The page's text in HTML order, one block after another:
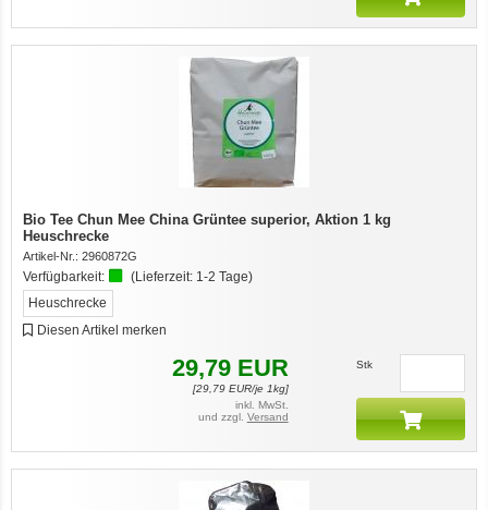
Bio Tee Chun Mee China Grüntee superior, Aktion 1 kg
Heuschrecke
Artikel-Nr.: 2960872G
Verfügbarkeit: (Lieferzeit: 1-2 Tage)
Heuschrecke
Diesen Artikel merken
29,79 EUR
[29,79EUR/je 1kg]
inkl. MwSt.
und zzgl. Versand
Stk